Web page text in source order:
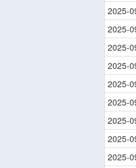
2025-
2025-
2025-
2025-
2025-
2025-
2025-
2025-
2025-